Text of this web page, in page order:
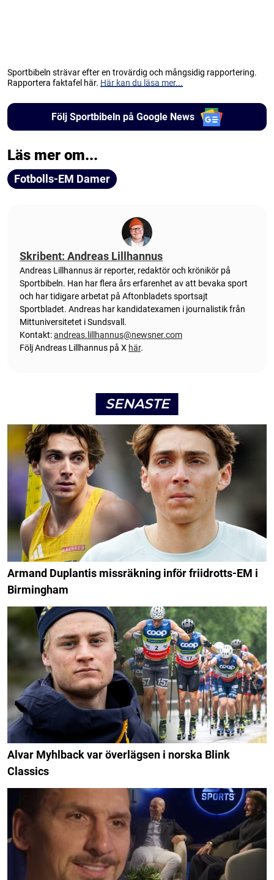
Sportbibeln strävar efter en trovärdig och mångsidig rapportering.
Rapportera faktafel här. Här kan du läsa mer...
Följ Sportbibeln på Google News
Läs mer om...
Fotbolls-EM Damer
Skribent: Andreas Lillhannus
Andreas Lillhannus är reporter, redaktör och krönikör på
Sportbibeln. Han har flera års erfarenhet av att bevaka sport
och har tidigare arbetat på Aftonbladets sportsajt
Sportbladet. Andreas har kandidatexamen i journalistik från
Mittuniversitetet i Sundsvall.
Kontakt:andreas.lillhannus@newsner.com
Följ Andreas Lillhannus på X här.
SENASTE
Armand Duplantis missräkning inför friidrotts-EM i
Birmingham
Alvar Myhlback var överlägsen i norska Blink
Classics